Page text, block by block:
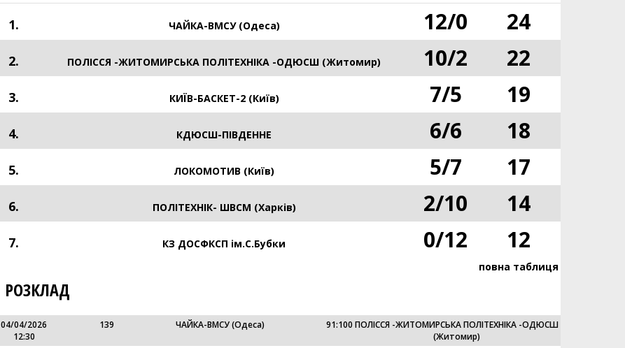
1. ЧАЙКА-ВМСУ (Одеса) 12/0 24
2. ПОЛІССЯ -ЖИТОМИРСЬКА ПОЛІТЕХНІКА -ОДЮСШ (Житомир) 10/2 22
3. КИЇВ-БАСКЕТ-2 (Київ) 7/5 19
4. КДЮСШ-ПІВДЕННЕ 6/6 18
5. ЛОКОМОТИВ (Київ) 5/7 17
6. ПОЛІТЕХНІК- ШВСМ (Харків) 2/10 14
7. КЗ ДОСФКСП ім.С.Бубки 0/12 12
повна таблиця
РОЗКЛАД
04/04/2026
12:30
139 ЧАЙКА-ВМСУ (Одеса) 91:100 ПОЛІССЯ -ЖИТОМИРСЬКА ПОЛІТЕХНІКА -ОДЮСШ
(Житомир)